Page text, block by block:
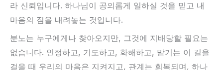
라 신뢰입니다. 하나님이 공의롭게 일하실 것을 믿고 내
마음의 짐을 내려놓는 것입니다.
분노는 누구에게나 찾아오지만, 그것에 지배당할 필요는
없습니다. 인정하고, 기도하고, 화해하고, 맡기는 이 길을
걸을 때 우리의 마음은 지켜지고, 관계는 회복되며, 하나